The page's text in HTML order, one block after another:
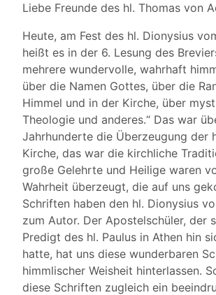
Liebe Freunde des hl. Thomas von
Heute, am Fest des hl. Dionysius
heißt es in der 6. Lesung des
mehrere wundervolle, wahrhaft
über die Namen Gottes, über die
Himmel und in der Kirche, über
Theologie und anderes.“ Das war
Jahrhunderte die Überzeugung der
Kirche, das war die kirchliche
große Gelehrte und Heilige waren
Wahrheit überzeugt, die auf uns
Schriften haben den hl. Dionysius
zum Autor. Der Apostelschüler, der
Predigt des hl. Paulus in Athen hin
hatte, hat uns diese wunderbaren
himmlischer Weisheit hinterlassen.
diese Schriften zugleich ein